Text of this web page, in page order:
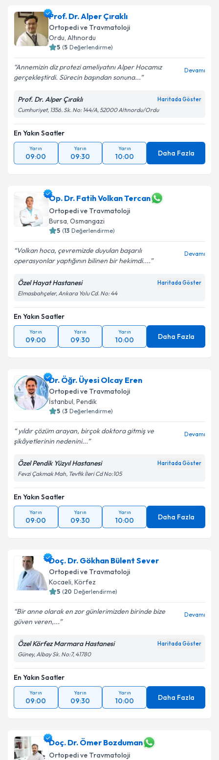
Prof. Dr. Alper Çıraklı
Ortopedi ve Travmatoloji
Ordu, Altınordu
5 (5 Değerlendirme)
Annemizin diz protezi ameliyatını Alper Hocamız
gerçekleştirdi. Sürecin başından sonuna...
Devamı
Prof. Dr. Alper Çıraklı Haritada Göster
Cumhuriyet, 1356. Sk. No: 144/A, 52000 Altınordu/Ordu
En Yakın Saatler
Yarın
09:00
Yarın
09:30
Yarın
10:00 Daha Fazla
Op. Dr. Fatih Volkan Tercan
Ortopedi ve Travmatoloji
Bursa, Osmangazi
5 (13 Değerlendirme)
Volkan hoca, çevremizde duyulan başarılı
operasyonlar yaptığının bilinen bir hekimdi....
Devamı
Özel Hayat Hastanesi Haritada Göster
Elmasbahçeler, Ankara Yolu Cd. No: 44
En Yakın Saatler
Yarın
09:00
Yarın
09:30
Yarın
10:00 Daha Fazla
Dr. Öğr. Üyesi Olcay Eren
Ortopedi ve Travmatoloji
İstanbul, Pendik
5 (3 Değerlendirme)
yıldır çözüm arayan, birçok doktora gitmiş ve
şikâyetlerinin nedenini...
Devamı
Özel Pendik Yüzyıl Hastanesi Haritada Göster
Fevzi Çakmak Mah, Tevfik İleri Cd No:105
En Yakın Saatler
Yarın
09:00
Yarın
09:30
Yarın
10:00 Daha Fazla
Doç. Dr. Gökhan Bülent Sever
Ortopedi ve Travmatoloji
Kocaeli, Körfez
5 (20 Değerlendirme)
Bir anne olarak en zor günlerimizden birinde bize
güven veren,...
Devamı
Özel Körfez Marmara Hastanesi Haritada Göster
Güney, Albay Sk. No:7, 41780
En Yakın Saatler
Yarın
09:00
Yarın
09:30
Yarın
10:00 Daha Fazla
Doç. Dr. Ömer Bozduman
Ortopedi ve Travmatoloji